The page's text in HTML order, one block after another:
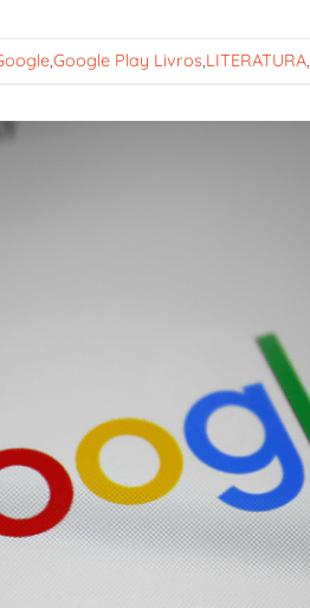
,Google Play Livros,LITERATURA,